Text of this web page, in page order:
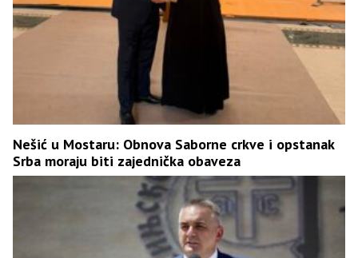
Nešić u Mostaru: Obnova Saborne crkve i opstanak
Srba moraju biti zajednička obaveza